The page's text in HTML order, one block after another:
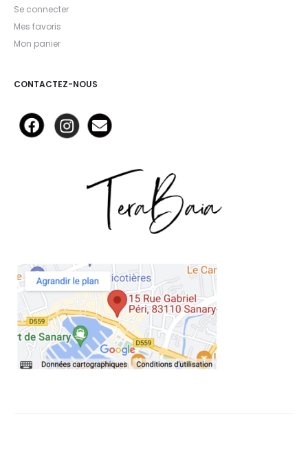
Se connecter
Mes favoris
Mon panier
CONTACTEZ-NOUS